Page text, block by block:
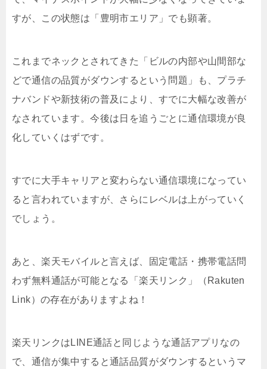
すが、この状態は「豊明市エリア」でも顕著。
これまでネックとされてきた「ビルの内部や山間部な
どで通信の品質がダウンするという問題」も、プラチ
ナバンドや新技術の普及により、すでに大幅な改善が
なされています。今後は日を追うごとに通信環境が良
化していくはずです。
すでに大手キャリアと変わらない通信環境になってい
ると言われていますが、さらにレベルは上がっていく
でしょう。
あと、楽天モバイルと言えば、固定電話・携帯電話問
わず無料通話が可能となる「楽天リンク」（Rakuten
Link）の存在がありますよね！
楽天リンクはLINE通話と同じような通話アプリなの
で、通信が集中すると通話品質がダウンするというマ